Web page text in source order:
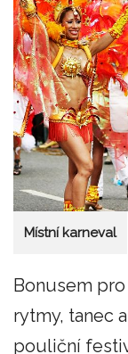
Místní karneval
Bonusem
rytmy, tanec
pouliční